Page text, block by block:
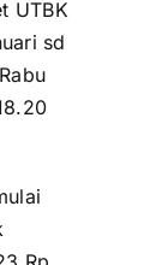
UTBK
sd